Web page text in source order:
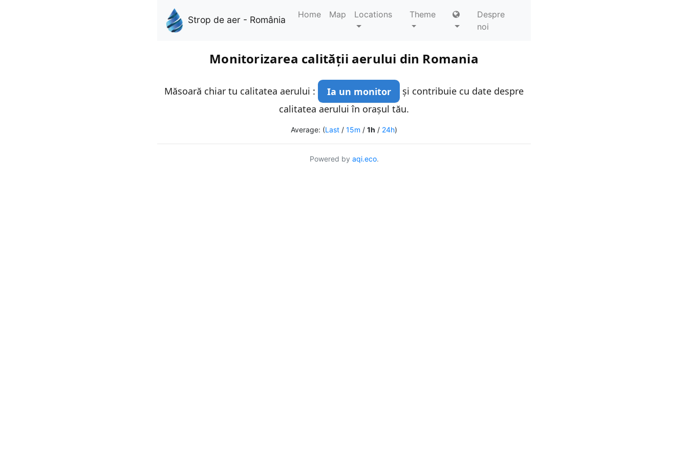
Strop de aer - România Home Map Locations Theme
Despre
noi
Monitorizarea calității aerului din Romania
Măsoară chiar tu calitatea aerului : Ia un monitor
și contribuie cu date despre
calitatea aerului în orașul tău.
Average: (Last / 15m / 1h / 24h)
Powered by aqi.eco.